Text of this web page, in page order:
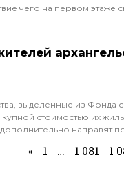
чего на первом
выделенные из
стоимостью их
направят
« 1 … 1 081 1